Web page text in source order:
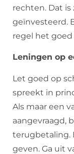
rechten. Dat
geïnvesteerd.
regel het
Leningen op
Let goed op
spreekt in
Als maar een
aangevraagd,
terugbetaling.
geven. Ga uit